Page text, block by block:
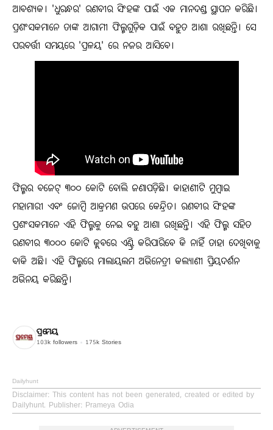
ଆବଶ୍ୟକ। 'ଧୁରନ୍ଧର' ରଣବୀର ସିଂହଙ୍କ ପାଇଁ ଏକ ମାନଦଣ୍ଡ ସ୍ଥାପନ କରିଛି।
ପ୍ରଶଂସକମାନେ ତାଙ୍କ ଆଗାମୀ ଫିଲ୍ମଗୁଡ଼ିକ ପାଇଁ ବହୁତ ଆଶା ରଖିଛନ୍ତି। ସେ
ପରବର୍ତ୍ତୀ ସମୟରେ 'ପ୍ରଳୟ' ରେ ନଜର ଆସିବେ।
ଫିଲ୍ମର ବଜେଟ୍ ୩୦୦ କୋଟି ବୋଲି ଜଣାପଡ଼ିଛି। କାହାଣୀଟି ମୁମ୍ବାଇ
ମହାମାରୀ ଏବଂ ଜୋମ୍ବି ଆକ୍ରମଣ ଉପରେ କେନ୍ଦ୍ରିତ। ରଣବୀର ସିଂହଙ୍କ
ପ୍ରଶଂସକମାନେ ଏହି ଫିଲ୍ମକୁ ନେଇ ବହୁ ଆଶା ରଖିଛନ୍ତି। ଏହି ଫିଲ୍ମ ସହିତ
ରଣବୀର ୩୦୦୦ କୋଟି କ୍ଲବରେ ଏଣ୍ଟ୍ରି କରିପାରିବେ କି ନାହିଁ ତାହା ଦେଖିବାକୁ
ବାକି ଅଛି। ଏହି ଫିଲ୍ମରେ ମାଲାୟଲମ ଅଭିନେତ୍ରୀ କଲ୍ୟାଣୀ ପ୍ରିୟଦର୍ଶନ
ଅଭିନୟ କରିଛନ୍ତି।
ପ୍ରମେୟ
103k followers 175k Stories
Dailyhunt
Disclaimer: This content has not been generated, created or edited by
Dailyhunt. Publisher: Prameya Odia